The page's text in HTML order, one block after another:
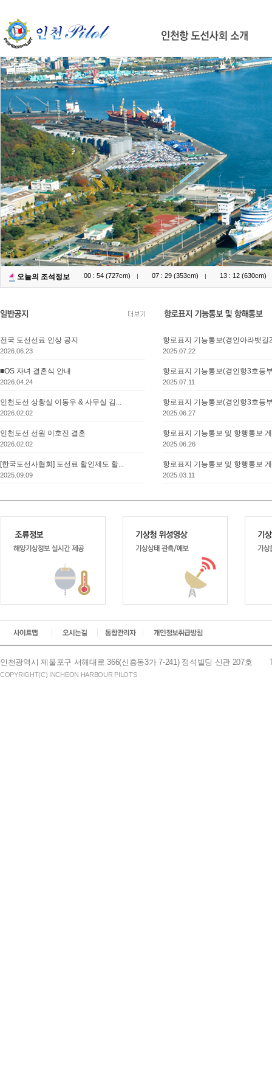
오늘의 조석정보 00 : 54 (727cm) 07 : 29 (353cm) 13 : 12 (630cm)
전국 도선선료 인상 공지
2026.06.23
■OS 자녀 결혼식 안내
2026.04.24
인천도선 상황실 이동우 & 사무실 김...
2026.02.02
인천도선 선원 이호진 결혼
2026.02.02
[한국도선사협회] 도선료 할인제도 할...
2025.09.09
항로표지 기능통보(경인아라뱃길
2025.07.22
항로표지 기능통보(경인항3호등
2025.07.11
항로표지 기능통보(경인항3호등
2025.06.27
항로표지 기능통보 및 항행통보
2025.06.26
항로표지 기능통보 및 항행통보
2025.03.11
인천광역시 제물포구 서해대로 366(신흥동3가 7-241) 정석빌딩 신관 207호
COPYRIGHT(C) INCHEON HARBOUR PILOTS